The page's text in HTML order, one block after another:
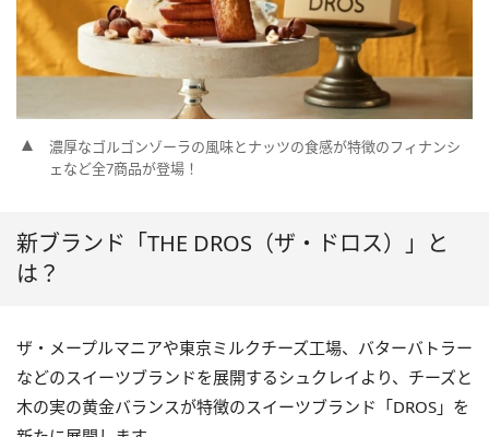
濃厚なゴルゴンゾーラの風味とナッツの食感が特徴のフィナンシ
ェなど全7商品が登場！
新ブランド「THE DROS（ザ・ドロス）」と
は？
ザ・メープルマニアや東京ミルクチーズ工場、バターバトラー
などのスイーツブランドを展開するシュクレイより、チーズと
木の実の黄金バランスが特徴のスイーツブランド「DROS」を